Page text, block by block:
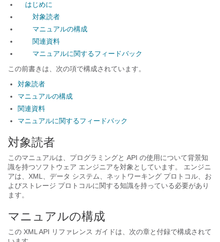
はじめに
対象読者
マニュアルの構成
関連資料
マニュアルに関するフィードバック
この前書きは、次の項で構成されています。
対象読者
マニュアルの構成
関連資料
マニュアルに関するフィードバック
対象読者
このマニュアルは、プログラミングと API の使用について背景知
識を持つソフトウェア エンジニアを対象としています。 エンジニ
アは、XML、データ システム、ネットワーキング プロトコル、お
よびストレージ プロトコルに関する知識を持っている必要があり
ます。
マニュアルの構成
この XML API リファレンス ガイドは、次の章と付録で構成されて